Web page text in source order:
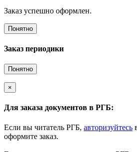
Заказ успешно оформлен.
Понятно
Заказ периодики
Понятно
×
Для заказа документов в РГБ:
Если вы читатель РГБ, авторизуйтесь
оформите заказ.